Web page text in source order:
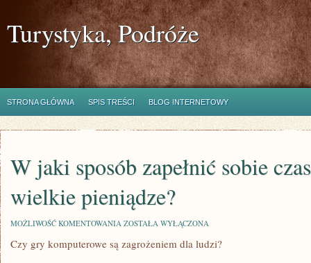
Turystyka, Podróże
STRONA GŁÓWNA SPIS TREŚCI BLOG INTERNETOWY
W jaki sposób zapełnić sobie
wielkie pieniądze?
MOŻLIWOŚĆ KOMENTOWANIA W
SPOSÓB
ZOSTAŁA WYŁĄCZONA
Czy gry komputerowe są zagrożeniem dla ludzi?